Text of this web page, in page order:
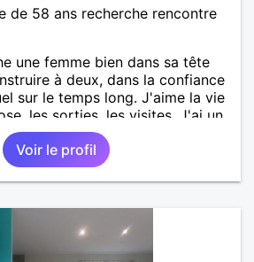
de 58 ans recherche rencontre
une femme bien dans sa tête
à deux, dans la confiance
sur le temps long. J'aime la vie
les sorties, les visites. J'ai un
mais aussi ancré, posé.
est stable. Je souhaite
bien dans sa vie pour
joie, complicité, affection.
Voir le profil